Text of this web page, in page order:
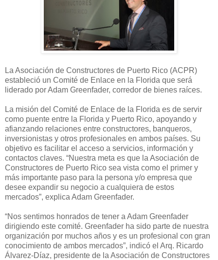
La Asociación de Constructores de Puerto Rico (ACPR)
estableció un Comité de Enlace en la Florida que será
liderado por Adam Greenfader, corredor de bienes raíces.
La misión del Comité de Enlace de la Florida es de servir
como puente entre la Florida y Puerto Rico, apoyando y
afianzando relaciones entre constructores, banqueros,
inversionistas y otros profesionales en ambos países. Su
objetivo es facilitar el acceso a servicios, información y
contactos claves. “Nuestra meta es que la Asociación de
Constructores de Puerto Rico sea vista como el primer y
más importante paso para la persona y/o empresa que
desee expandir su negocio a cualquiera de estos
mercados”, explica Adam Greenfader.
“Nos sentimos honrados de tener a Adam Greenfader
dirigiendo este comité. Greenfader ha sido parte de nuestra
organización por muchos años y es un profesional con gran
conocimiento de ambos mercados”, indicó el Arq. Ricardo
Álvarez-Díaz, presidente de la Asociación de Constructores